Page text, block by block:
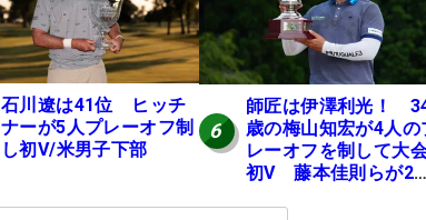
石川遼は41位 ヒッチ
ナーが5人プレーオフ制
し初V/米男子下部
6
師匠は伊澤利光！
歳の梅山知宏が4人の
レーオフを制して大
初V 藤本佳則らが2